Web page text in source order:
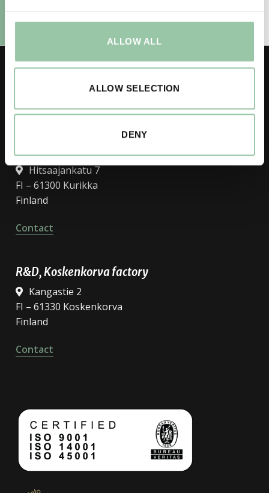
ALLOW ALL
ALLOW SELECTION
DENY
LICO Oy
Hitsaajankatu 7
FI – 61300 Kurikka
Finland
Contact
R&D, Koskenkorva factory
Kangastie 2
FI – 61330 Koskenkorva
Finland
Contact